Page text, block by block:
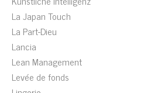
La Japan Touch
La Part-Dieu
Lancia
Lean Management
Levée de fonds